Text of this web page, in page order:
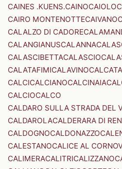
CAINES .KUENS.CAINOCAIOLO
CAIRO MONTENOTTECAIVANO
CALALZO DI CADORE
CALANGIANUSCALANNA
CALASCIBETTACALASCIO
CALATAFIMICALAVINOCALCATA
CALCICALCIANOCALCINAIA
CALCIOCALCO
CALDARO SULLA STRADA DEL
CALDAROLACALDERARA DI
CALDOGNOCALDONAZZO
CALESTANOCALICE AL
CALIMERACALITRICALIZZANO